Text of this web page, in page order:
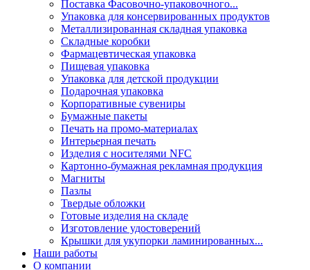
Поставка Фасовочно-упаковочного...
Упаковка для консервированных продуктов
Металлизированная складная упаковка
Складные коробки
Фармацевтическая упаковка
Пищевая упаковка
Упаковка для детской продукции
Подарочная упаковка
Корпоративные сувениры
Бумажные пакеты
Печать на промо-материалах
Интерьерная печать
Изделия с носителями NFC
Картонно-бумажная рекламная продукция
Магниты
Пазлы
Твердые обложки
Готовые изделия на складе
Изготовление удостоверений
Крышки для укупорки ламинированных...
Наши работы
О компании